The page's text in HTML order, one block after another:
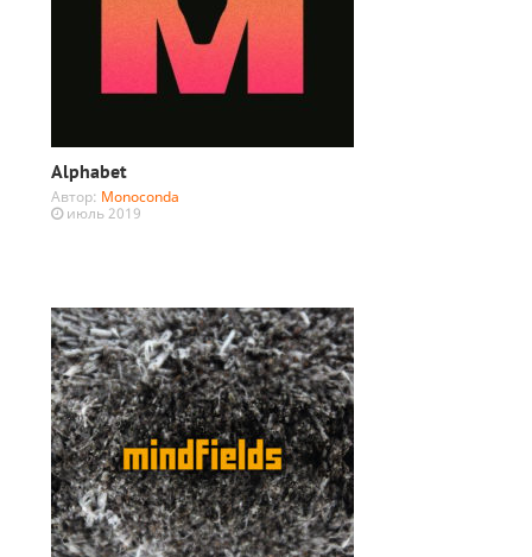
Alphabet
Автор: Monoconda
июль 2019